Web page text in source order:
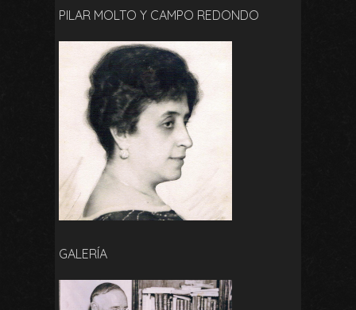
PILAR MOLTO Y CAMPO REDONDO
GALERÍA